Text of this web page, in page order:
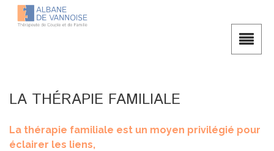
LA THÉRAPIE FAMILIALE
La thérapie familiale est un moyen privilégié pour
éclairer les liens,